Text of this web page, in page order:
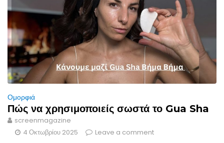
Ομορφιά
Πώς να χρησιμοποιείς σωστά το Gua Sha
screenmagazine
4 Οκτωβρίου 2025
Leave a comment